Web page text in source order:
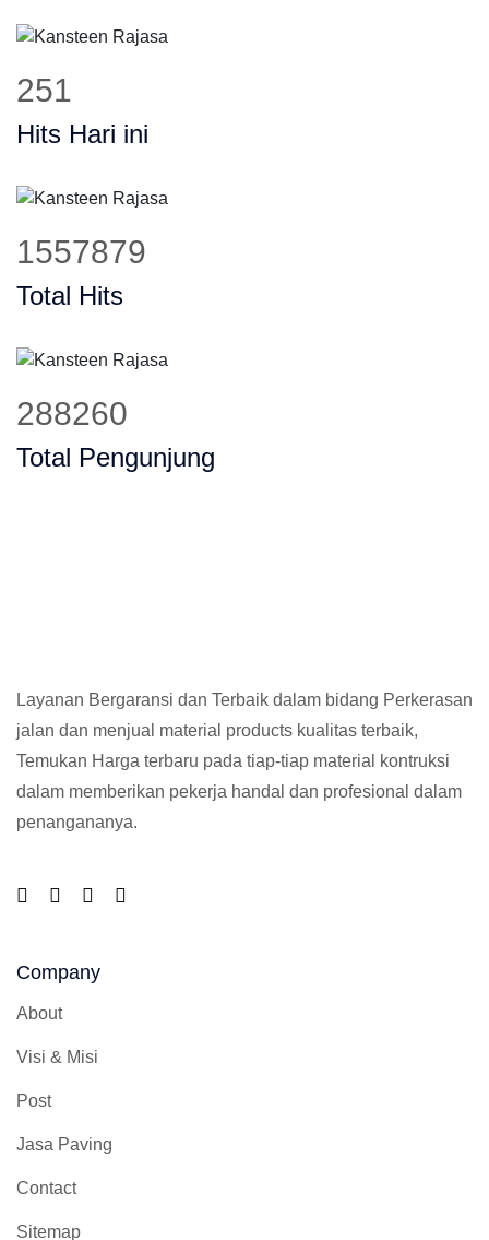
311
Hits Hari ini
1950277
Total Hits
360867
Total Pengunjung
Layanan Bergaransi dan Terbaik dalam bidang Perkerasan
jalan dan menjual material products kualitas terbaik,
Temukan Harga terbaru pada tiap-tiap material kontruksi
dalam memberikan pekerja handal dan profesional dalam
penangananya.
Company
About
Visi & Misi
Post
Jasa Paving
Contact
Sitemap